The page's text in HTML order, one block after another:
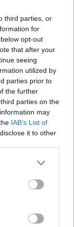
third parties, or
for
opt-out
that after your
seeing
utilized by
parties prior to
the further
parties on the
may
IAB’s List of
it to other
Google News
στηνροή
Instagram